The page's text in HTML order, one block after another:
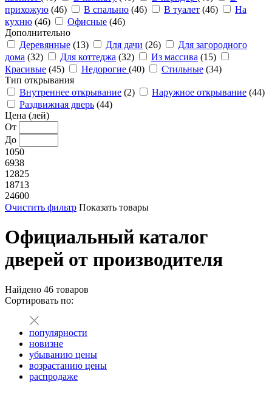
прихожую (46) В спальню (46) В туалет (46)
На
кухню (46) Офисные (46)
Дополнительно
Деревянные (13) Для дачи (26)
Для загородного
дома (32) Для коттеджа (32) Из массива (15)
Красивые (45) Недорогие (40) Стильные (34)
Тип открывания
Внутреннее открывание (2) Наружное открывание (44)
Раздвижная дверь (44)
Цена (лей)
От
До
1050
6938
12825
18713
24600
Очистить фильтр Показать товары
Официальный каталог
дверей от производителя
Найдено 46 товаров
Сортировать по:
популярности
новизне
убыванию цены
возрастанию цены
распродаже